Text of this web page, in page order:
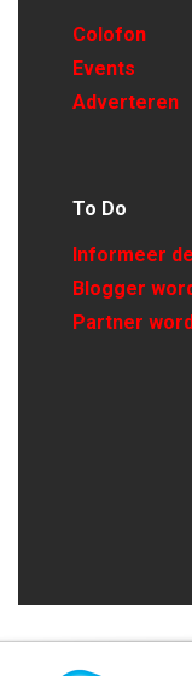
Colofon
Events
Adverteren
To Do
Informeer
Blogger
Partner